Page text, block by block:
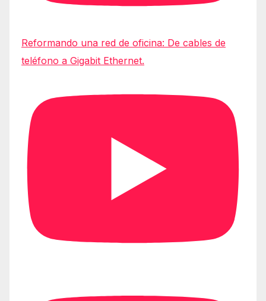
Reformando una red de oficina: De cables de
teléfono a Gigabit Ethernet.